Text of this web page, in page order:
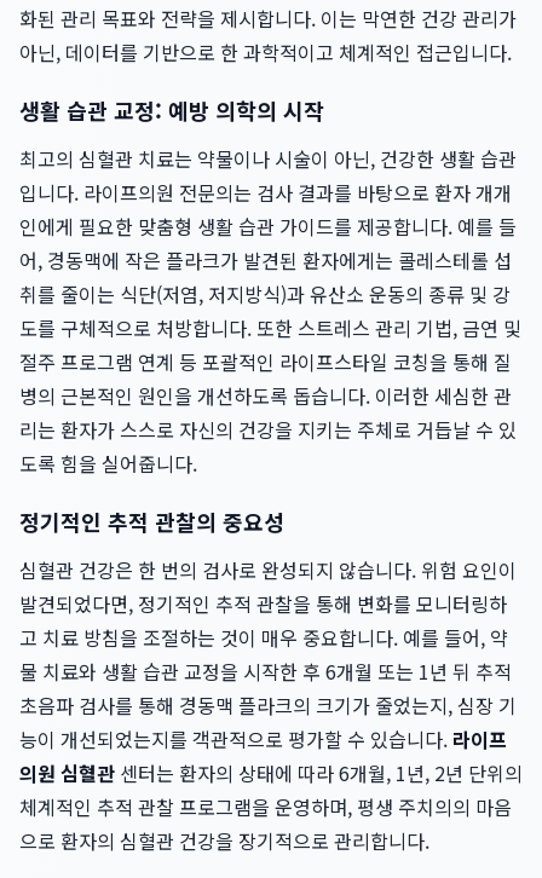
화된 관리 목표와 전략을 제시합니다. 이는 막연한 건강 관리가
아닌, 데이터를 기반으로 한 과학적이고 체계적인 접근입니다.
생활 습관 교정: 예방 의학의 시작
최고의 심혈관 치료는 약물이나 시술이 아닌, 건강한 생활 습관
입니다. 라이프의원 전문의는 검사 결과를 바탕으로 환자 개개
인에게 필요한 맞춤형 생활 습관 가이드를 제공합니다. 예를 들
어, 경동맥에 작은 플라크가 발견된 환자에게는 콜레스테롤 섭
취를 줄이는 식단(저염, 저지방식)과 유산소 운동의 종류 및 강
도를 구체적으로 처방합니다. 또한 스트레스 관리 기법, 금연 및
절주 프로그램 연계 등 포괄적인 라이프스타일 코칭을 통해 질
병의 근본적인 원인을 개선하도록 돕습니다. 이러한 세심한 관
리는 환자가 스스로 자신의 건강을 지키는 주체로 거듭날 수 있
도록 힘을 실어줍니다.
정기적인 추적 관찰의 중요성
심혈관 건강은 한 번의 검사로 완성되지 않습니다. 위험 요인이
발견되었다면, 정기적인 추적 관찰을 통해 변화를 모니터링하
고 치료 방침을 조절하는 것이 매우 중요합니다. 예를 들어, 약
물 치료와 생활 습관 교정을 시작한 후 6개월 또는 1년 뒤 추적
초음파 검사를 통해 경동맥 플라크의 크기가 줄었는지, 심장 기
능이 개선되었는지를 객관적으로 평가할 수 있습니다. 라이프
의원 심혈관 센터는 환자의 상태에 따라 6개월, 1년, 2년 단위의
체계적인 추적 관찰 프로그램을 운영하며, 평생 주치의의 마음
으로 환자의 심혈관 건강을 장기적으로 관리합니다.